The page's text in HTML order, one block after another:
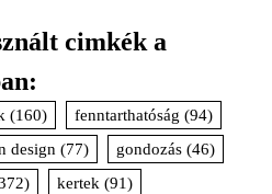
cimkék a
(160) fenntarthatóság (94)
design (77) gondozás (46)
kertek (91)